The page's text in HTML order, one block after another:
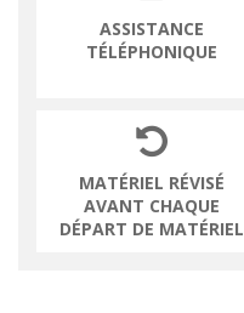
ASSISTANCE
TÉLÉPHONIQUE
MATÉRIEL RÉVISÉ
AVANT CHAQUE
DÉPART DE MATÉRIEL